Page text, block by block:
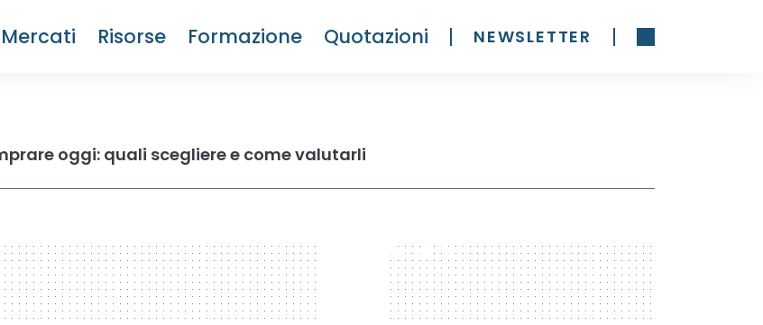
Mercati Risorse Formazione Quotazioni NEWSLETTER
oggi: quali scegliere e come valutarli
300 x 600